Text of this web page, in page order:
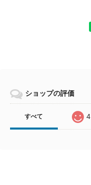
ショップの評価
すべて 4